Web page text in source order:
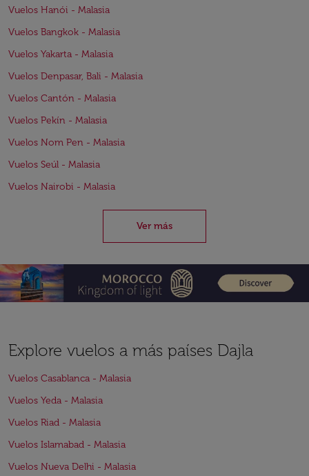
Vuelos Hanói - Malasia
Vuelos Bangkok - Malasia
Vuelos Yakarta - Malasia
Vuelos Denpasar, Bali - Malasia
Vuelos Cantón - Malasia
Vuelos Pekín - Malasia
Vuelos Nom Pen - Malasia
Vuelos Seúl - Malasia
Vuelos Nairobi - Malasia
Ver más
Explore vuelos a más países Dajla
Vuelos Casablanca - Malasia
Vuelos Yeda - Malasia
Vuelos Riad - Malasia
Vuelos Islamabad - Malasia
Vuelos Nueva Delhi - Malasia